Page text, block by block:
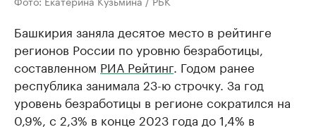
Башкирия заняла десятое место в рейтинге
регионов России по уровню безработицы,
составленном РИА Рейтинг. Годом ранее
республика занимала 23-ю строчку. За год
уровень безработицы в регионе сократился на
0,9%, с 2,3% в конце 2023 года до 1,4% в